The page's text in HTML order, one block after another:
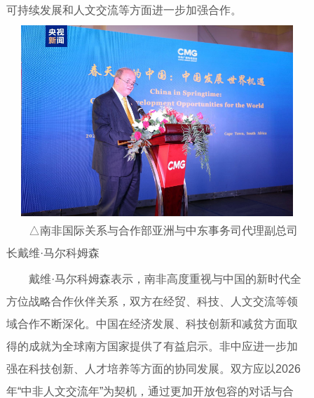
可持续发展和人文交流等方面进一步加强合作。
△南非国际关系与合作部亚洲与中东事务司代理副总司
长戴维·马尔科姆森
戴维·马尔科姆森表示，南非高度重视与中国的新时代全
方位战略合作伙伴关系，双方在经贸、科技、人文交流等领
域合作不断深化。中国在经济发展、科技创新和减贫方面取
得的成就为全球南方国家提供了有益启示。非中应进一步加
强在科技创新、人才培养等方面的协同发展。双方应以2026
年“中非人文交流年”为契机，通过更加开放包容的对话与合